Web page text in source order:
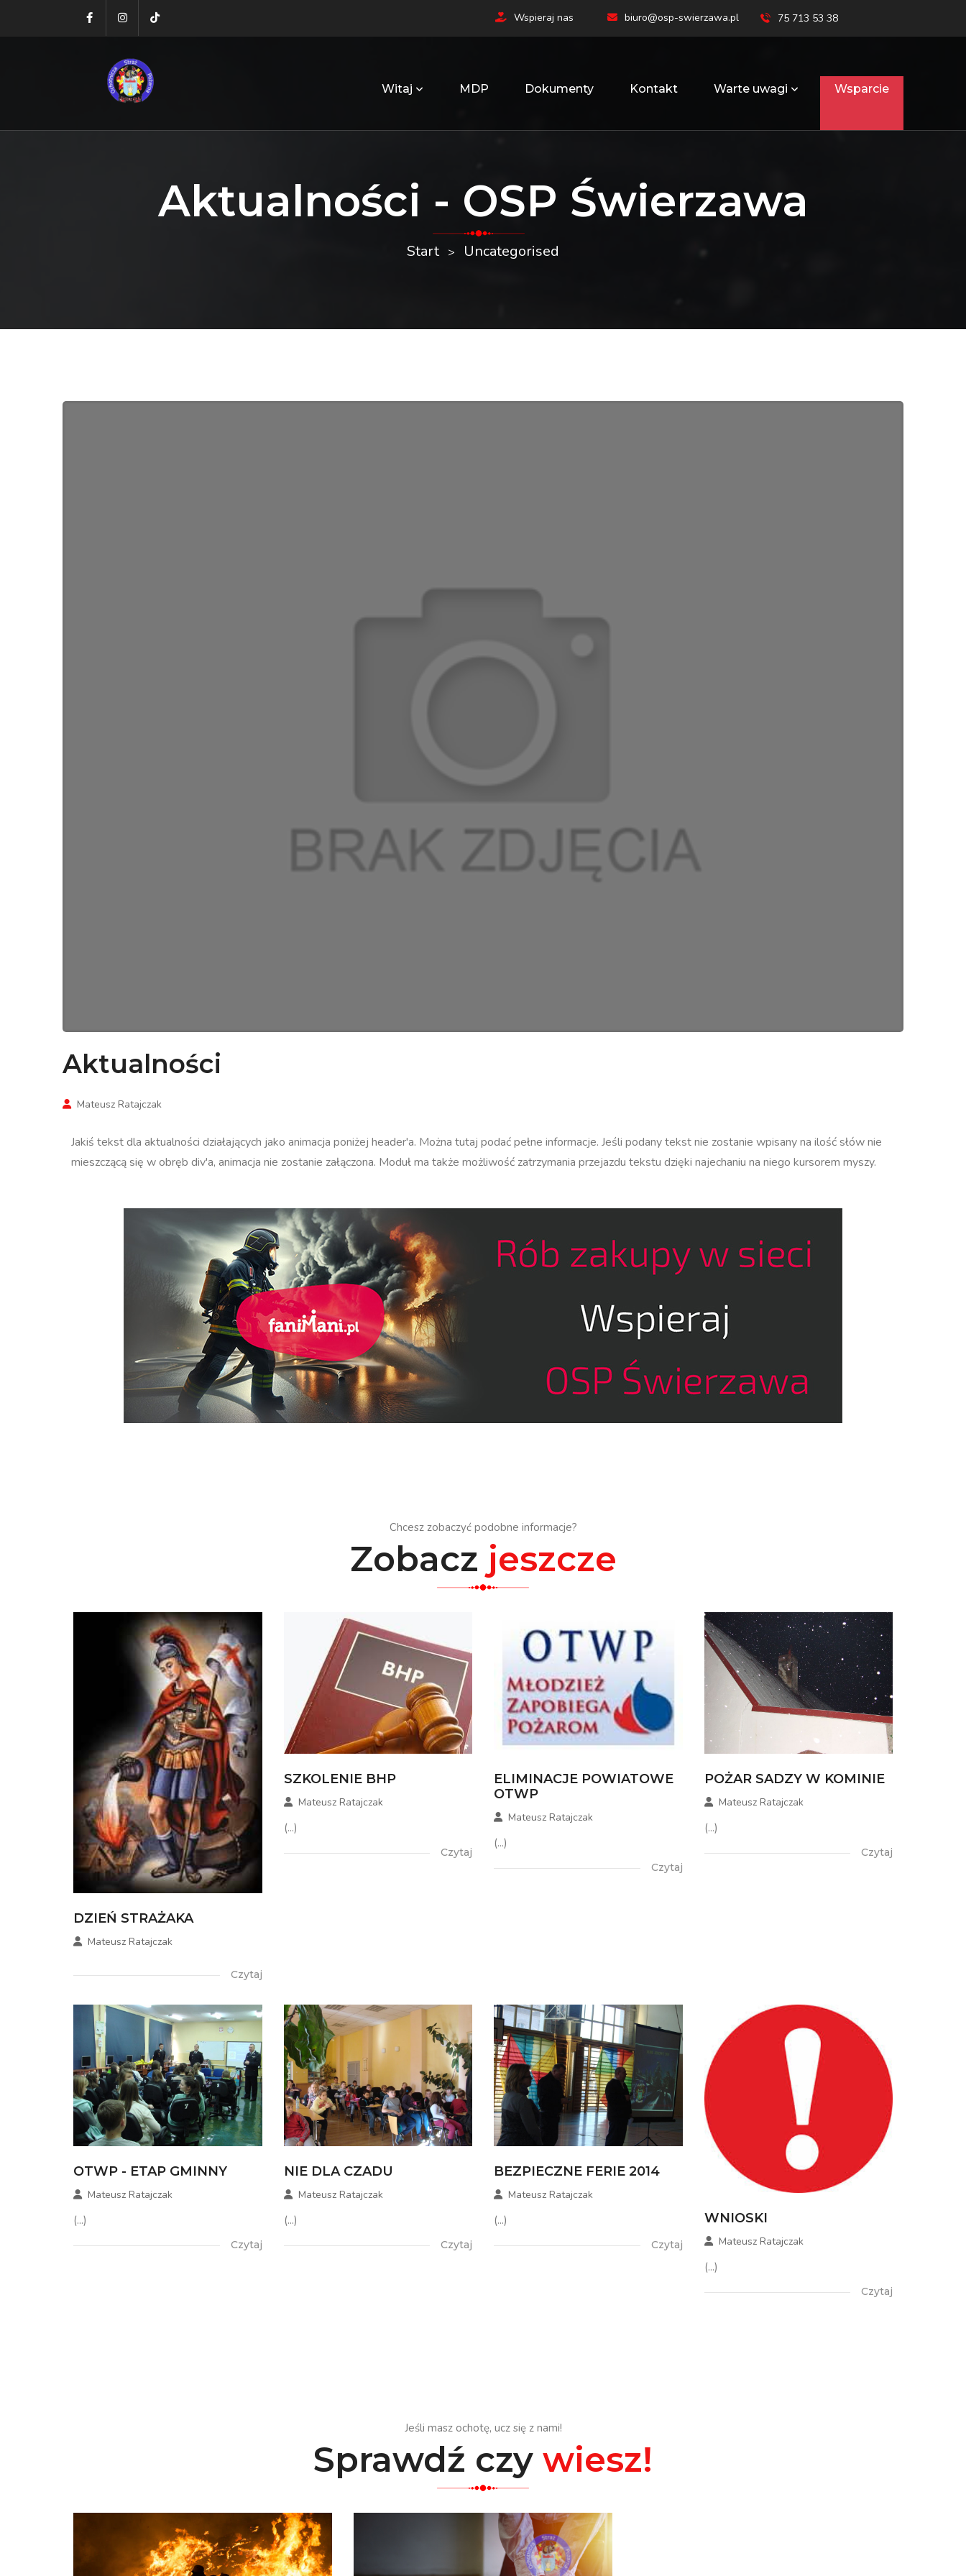
Wspieraj nas biuro@osp-swierzawa.pl 75 713 53 38
Witaj MDP Dokumenty Kontakt Warte uwagi Wsparcie
Aktualności - OSP Świerzawa
Start Uncategorised
Aktualności
Mateusz Ratajczak
Jakiś tekst dla aktualności działających jako animacja poniżej header'a. Można tutaj podać pełne informacje. Jeśli podany tekst nie zostanie wpisany na ilość słów nie
mieszczącą się w obręb div'a, animacja nie zostanie załączona. Moduł ma także możliwość zatrzymania przejazdu tekstu dzięki najechaniu na niego kursorem myszy.
Chcesz zobaczyć podobne informacje?
Zobacz jeszcze
DZIEŃ STRAŻAKA
Mateusz Ratajczak
Czytaj
SZKOLENIE BHP
Mateusz Ratajczak
(...)
Czytaj
ELIMINACJE POWIATOWE
OTWP
Mateusz Ratajczak
(...)
Czytaj
POŻAR SADZY W KOMINIE
Mateusz Ratajczak
(...)
Czytaj
OTWP - ETAP GMINNY
Mateusz Ratajczak
(...)
Czytaj
NIE DLA CZADU
Mateusz Ratajczak
(...)
Czytaj
BEZPIECZNE FERIE 2014
Mateusz Ratajczak
(...)
Czytaj
WNIOSKI
Mateusz Ratajczak
(...)
Czytaj
Jeśli masz ochotę, ucz się z nami!
Sprawdź czy wiesz!